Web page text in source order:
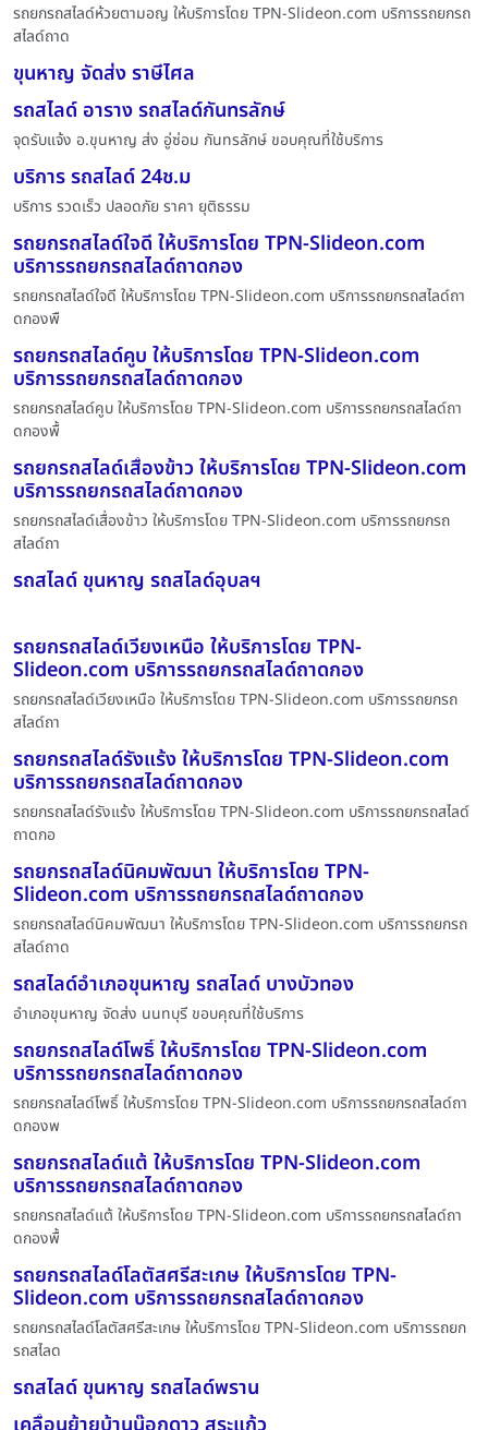
รถยกรถสไลด์ห้วยตามอญ ให้บริการโดย TPN-Slideon.com บริการรถยกรถ
สไลด์ถาด
ขุนหาญ จัดส่ง ราษีไศล
รถสไลด์ อาราง รถสไลด์กันทรลักษ์
จุดรับแจ้ง อ.ขุนหาญ ส่ง อู่ซ่อม กันทรลักษ์ ขอบคุณที่ใช้บริการ
บริการ รถสไลด์ 24ช.ม
บริการ รวดเร็ว ปลอดภัย ราคา ยุติธรรม
รถยกรถสไลด์ใจดี ให้บริการโดย TPN-Slideon.com
บริการรถยกรถสไลด์ถาดกอง
รถยกรถสไลด์ใจดี ให้บริการโดย TPN-Slideon.com บริการรถยกรถสไลด์ถา
ดกองพื
รถยกรถสไลด์คูบ ให้บริการโดย TPN-Slideon.com
บริการรถยกรถสไลด์ถาดกอง
รถยกรถสไลด์คูบ ให้บริการโดย TPN-Slideon.com บริการรถยกรถสไลด์ถา
ดกองพื้
รถยกรถสไลด์เสื่องข้าว ให้บริการโดย TPN-Slideon.com
บริการรถยกรถสไลด์ถาดกอง
รถยกรถสไลด์เสื่องข้าว ให้บริการโดย TPN-Slideon.com บริการรถยกรถ
สไลด์ถา
รถสไลด์ ขุนหาญ รถสไลด์อุบลฯ
รถยกรถสไลด์เวียงเหนือ ให้บริการโดย TPN-
Slideon.com บริการรถยกรถสไลด์ถาดกอง
รถยกรถสไลด์เวียงเหนือ ให้บริการโดย TPN-Slideon.com บริการรถยกรถ
สไลด์ถา
รถยกรถสไลด์รังแร้ง ให้บริการโดย TPN-Slideon.com
บริการรถยกรถสไลด์ถาดกอง
รถยกรถสไลด์รังแร้ง ให้บริการโดย TPN-Slideon.com บริการรถยกรถสไลด์
ถาดกอ
รถยกรถสไลด์นิคมพัฒนา ให้บริการโดย TPN-
Slideon.com บริการรถยกรถสไลด์ถาดกอง
รถยกรถสไลด์นิคมพัฒนา ให้บริการโดย TPN-Slideon.com บริการรถยกรถ
สไลด์ถาด
รถสไลด์อำเภอขุนหาญ รถสไลด์ บางบัวทอง
อำเภอขุนหาญ จัดส่ง นนทบุรี ขอบคุณที่ใช้บริการ
รถยกรถสไลด์โพธิ์ ให้บริการโดย TPN-Slideon.com
บริการรถยกรถสไลด์ถาดกอง
รถยกรถสไลด์โพธิ์ ให้บริการโดย TPN-Slideon.com บริการรถยกรถสไลด์ถา
ดกองพ
รถยกรถสไลด์แต้ ให้บริการโดย TPN-Slideon.com
บริการรถยกรถสไลด์ถาดกอง
รถยกรถสไลด์แต้ ให้บริการโดย TPN-Slideon.com บริการรถยกรถสไลด์ถา
ดกองพื้
รถยกรถสไลด์โลตัสศรีสะเกษ ให้บริการโดย TPN-
Slideon.com บริการรถยกรถสไลด์ถาดกอง
รถยกรถสไลด์โลตัสศรีสะเกษ ให้บริการโดย TPN-Slideon.com บริการรถยก
รถสไลด
รถสไลด์ ขุนหาญ รถสไลด์พราน